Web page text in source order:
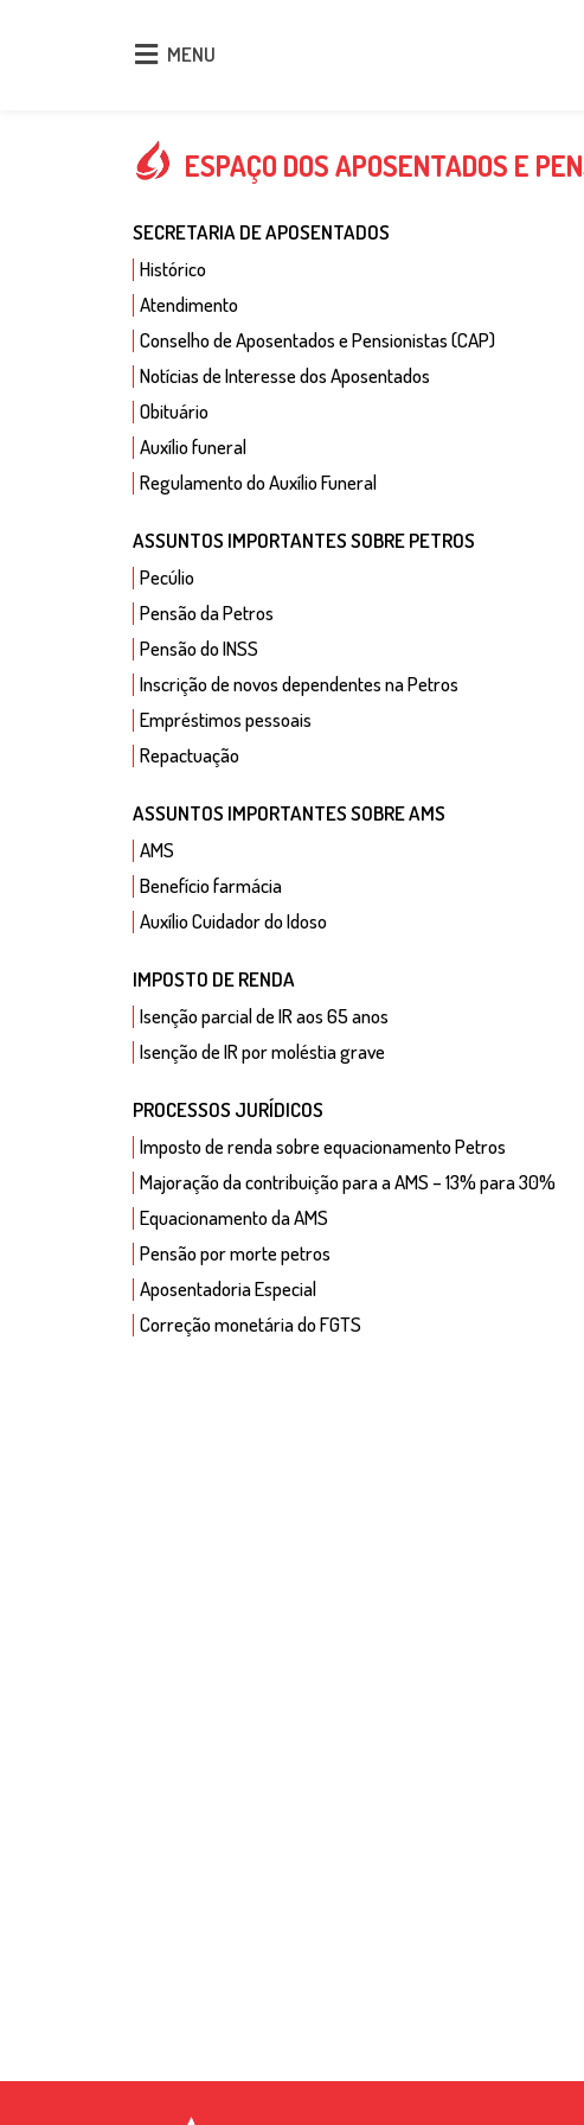
MENU
ESPAÇO DOS APOSENTADOS E
SECRETARIA DE APOSENTADOS
Histórico
Atendimento
Conselho de Aposentados e Pensionistas (CAP)
Notícias de Interesse dos Aposentados
Obituário
Auxílio funeral
Regulamento do Auxílio Funeral
ASSUNTOS IMPORTANTES SOBRE PETROS
Pecúlio
Pensão da Petros
Pensão do INSS
Inscrição de novos dependentes na Petros
Empréstimos pessoais
Repactuação
ASSUNTOS IMPORTANTES SOBRE AMS
AMS
Benefício farmácia
Auxílio Cuidador do Idoso
IMPOSTO DE RENDA
Isenção parcial de IR aos 65 anos
Isenção de IR por moléstia grave
PROCESSOS JURÍDICOS
Imposto de renda sobre equacionamento Petros
Majoração da contribuição para a AMS – 13% para 30%
Equacionamento da AMS
Pensão por morte petros
Aposentadoria Especial
Correção monetária do FGTS